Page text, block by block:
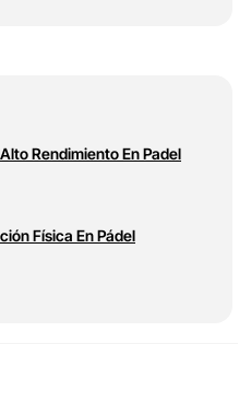
Alto Rendimiento En Padel
Física En Pádel